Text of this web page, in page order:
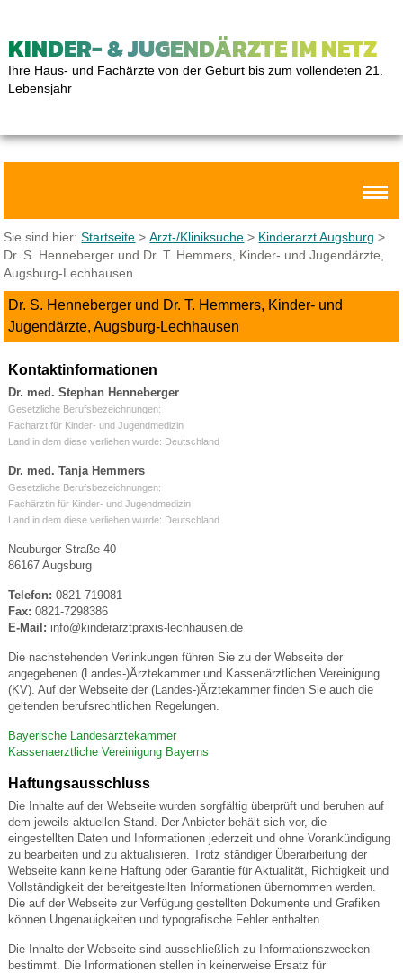
KINDER- & JUGENDÄRZTE IM NETZ
Ihre Haus- und Fachärzte von der Geburt bis zum vollendeten 21.
Lebensjahr
Sie sind hier:Startseite >Arzt-/Kliniksuche > Kinderarzt Augsburg >
Dr. S. Henneberger und Dr. T. Hemmers, Kinder- und Jugendärzte,
Augsburg-Lechhausen
Dr. S. Henneberger und Dr. T. Hemmers, Kinder- und
Jugendärzte, Augsburg-Lechhausen
Kontaktinformationen
Dr. med. Stephan Henneberger
Gesetzliche Berufsbezeichnungen:
Facharzt für Kinder- und Jugendmedizin
Land in dem diese verliehen wurde: Deutschland
Dr. med. Tanja Hemmers
Gesetzliche Berufsbezeichnungen:
Fachärztin für Kinder- und Jugendmedizin
Land in dem diese verliehen wurde: Deutschland
Neuburger Straße 40
86167 Augsburg
Telefon: 0821-719081
Fax: 0821-7298386
E-Mail: info@kinderarztpraxis-lechhausen.de
Die nachstehenden Verlinkungen führen Sie zu der Webseite der
angegebenen (Landes-)Ärztekammer und Kassenärztlichen Vereinigung
(KV). Auf der Webseite der (Landes-)Ärztekammer finden Sie auch die
geltenden berufsrechtlichen Regelungen.
Bayerische Landesärztekammer
Kassenaerztliche Vereinigung Bayerns
Haftungsausschluss
Die Inhalte auf der Webseite wurden sorgfältig überprüft und beruhen auf
dem jeweils aktuellen Stand. Der Anbieter behält sich vor, die
eingestellten Daten und Informationen jederzeit und ohne Vorankündigung
zu bearbeiten und zu aktualisieren. Trotz ständiger Überarbeitung der
Webseite kann keine Haftung oder Garantie für Aktualität, Richtigkeit und
Vollständigkeit der bereitgestellten Informationen übernommen werden.
Die auf der Webseite zur Verfügung gestellten Dokumente und Grafiken
können Ungenauigkeiten und typografische Fehler enthalten.
Die Inhalte der Webseite sind ausschließlich zu Informationszwecken
bestimmt. Die Informationen stellen in keinerweise Ersatz für